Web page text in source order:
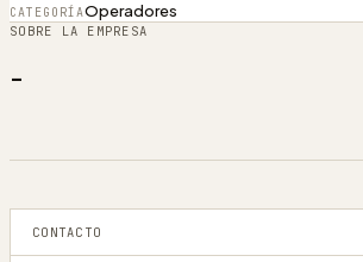
CATEGORÍAOperadores
SOBRE LA EMPRESA
-
CONTACTO